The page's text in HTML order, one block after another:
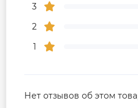
3
2
1
Нет отзывов об этом